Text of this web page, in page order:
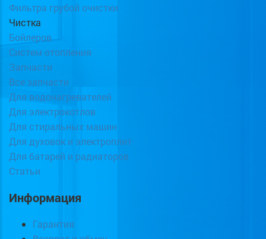
Фильтра грубой очистки
Чистка
Бойлеров
Систем отопления
Запчасти
Все запчасти
Для водонагревателей
Для электрокотлов
Для стиральных машин
Для духовок и электроплит
Для батарей и радиаторов
Статьи
Информация
Гарантия